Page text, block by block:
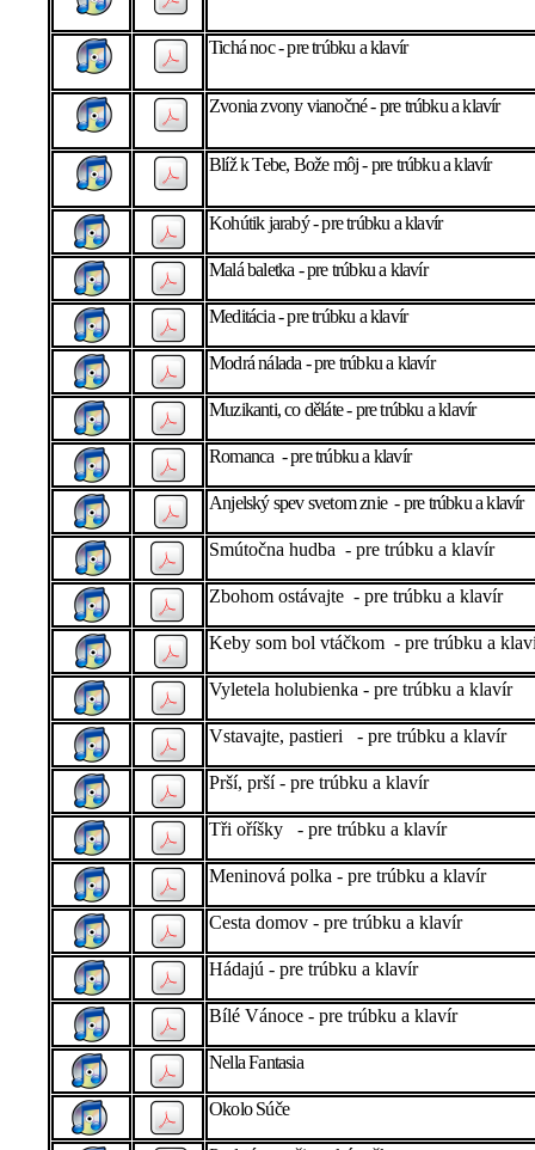
Tichá noc - pre trúbku a klavír
Zvonia zvony vianočné - pre trúbku a klavír
Blíž k Tebe, Bože môj - pre trúbku a klavír
Kohútik jarabý - pre trúbku a klavír
Malá baletka - pre trúbku a klavír
Meditácia - pre trúbku a klavír
Modrá nálada - pre trúbku a klavír
Muzikanti, co děláte - pre trúbku a klavír
Romanca - pre trúbku a klavír
Anjelský spev svetom znie - pre trúbku a klavír
Smútočna hudba - pre trúbku a klavír
Zbohom ostávajte - pre trúbku a klavír
Keby som bol vtáčkom - pre trúbku a
Vyletela holubienka - pre trúbku a klavír
Vstavajte, pastieri - pre trúbku a klavír
Prší, prší - pre trúbku a klavír
Tři oříšky - pre trúbku a klavír
Meninová polka - pre trúbku a klavír
Cesta domov - pre trúbku a klavír
Hádajú - pre trúbku a klavír
Bílé Vánoce - pre trúbku a klavír
Nella Fantasia
Okolo Súče